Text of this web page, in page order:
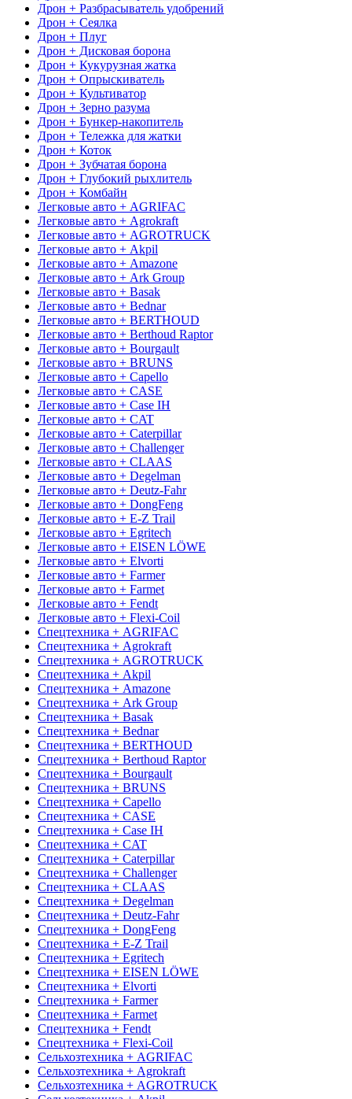
Дрон + Разбрасыватель удобрений
Дрон + Сеялка
Дрон + Плуг
Дрон + Дисковая борона
Дрон + Кукурузная жатка
Дрон + Опрыскиватель
Дрон + Культиватор
Дрон + Зерно разума
Дрон + Бункер-накопитель
Дрон + Тележка для жатки
Дрон + Коток
Дрон + Зубчатая борона
Дрон + Глубокий рыхлитель
Дрон + Комбайн
Легковые авто + AGRIFAC
Легковые авто + Agrokraft
Легковые авто + AGROTRUCK
Легковые авто + Akpil
Легковые авто + Amazone
Легковые авто + Ark Group
Легковые авто + Basak
Легковые авто + Bednar
Легковые авто + BERTHOUD
Легковые авто + Berthoud Raptor
Легковые авто + Bourgault
Легковые авто + BRUNS
Легковые авто + Capello
Легковые авто + CASE
Легковые авто + Case IH
Легковые авто + CAT
Легковые авто + Caterpillar
Легковые авто + Challenger
Легковые авто + CLAAS
Легковые авто + Degelman
Легковые авто + Deutz-Fahr
Легковые авто + DongFeng
Легковые авто + E-Z Trail
Легковые авто + Egritech
Легковые авто + EISEN LÖWE
Легковые авто + Elvorti
Легковые авто + Farmer
Легковые авто + Farmet
Легковые авто + Fendt
Легковые авто + Flexi-Coil
Спецтехника + AGRIFAC
Спецтехника + Agrokraft
Спецтехника + AGROTRUCK
Спецтехника + Akpil
Спецтехника + Amazone
Спецтехника + Ark Group
Спецтехника + Basak
Спецтехника + Bednar
Спецтехника + BERTHOUD
Спецтехника + Berthoud Raptor
Спецтехника + Bourgault
Спецтехника + BRUNS
Спецтехника + Capello
Спецтехника + CASE
Спецтехника + Case IH
Спецтехника + CAT
Спецтехника + Caterpillar
Спецтехника + Challenger
Спецтехника + CLAAS
Спецтехника + Degelman
Спецтехника + Deutz-Fahr
Спецтехника + DongFeng
Спецтехника + E-Z Trail
Спецтехника + Egritech
Спецтехника + EISEN LÖWE
Спецтехника + Elvorti
Спецтехника + Farmer
Спецтехника + Farmet
Спецтехника + Fendt
Спецтехника + Flexi-Coil
Сельхозтехника + AGRIFAC
Сельхозтехника + Agrokraft
Сельхозтехника + AGROTRUCK